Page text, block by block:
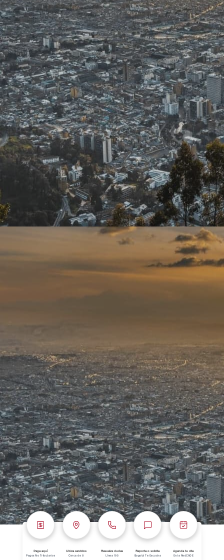
Paga aquí
Pagos No Tributarios
Ubica servicios
Cerca de ti
Resuelve dudas
Línea 195
Reporta o solicita
Bogotá Te Escucha
Agenda tu cita
En la RedCADE